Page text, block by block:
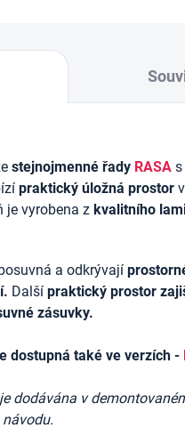
stejnojmenné řady RASA s
praktický úložná prostor
je vyrobena z kvalitního
a odkrývají
Další praktický prostor
zásuvky.
dostupná také ve verzích -
dodávána v